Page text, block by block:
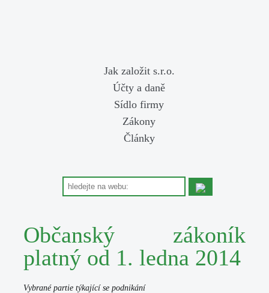
Jak založit s.r.o.
Účty a daně
Sídlo firmy
Zákony
Články
Občanský zákoník
platný od 1. ledna 2014
Vybrané partie týkající se podnikání